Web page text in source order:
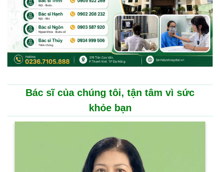
Bác sĩ của chúng tôi, tận tâm vì sức
khỏe bạn